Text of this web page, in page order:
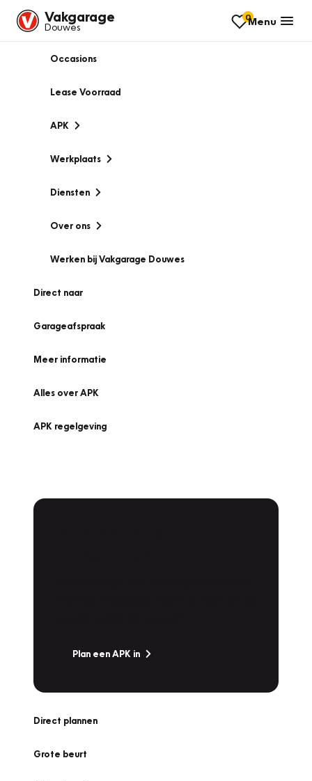
Vakgarage
Douwes
0Menu
Occasions
Lease Voorraad
APK
Werkplaats
Diensten
Over ons
Werken bij Vakgarage Douwes
Direct naar
Garageafspraak
Meer informatie
Alles over APK
APK regelgeving
Plan een APK in
Direct plannen
Grote beurt